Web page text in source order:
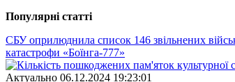
Популярнi статтi
СБУ оприлюднила список 146 звільнених
катастрофи «Боїнга-777»
Актуально 06.12.2024 19:23:01